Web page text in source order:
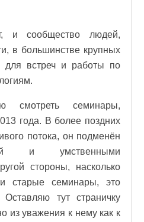
и сообщество людей,
в большинстве крупных
для встреч и работы по
смотреть семинары,
года. В более поздних
потока, он подменён
и умственными
стороны, насколько
старые семинары, это
тут страничку
из уважения к нему как к